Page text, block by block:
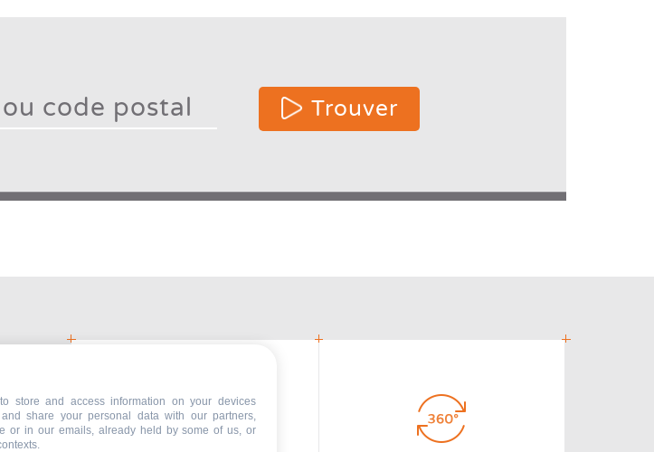
characters
Trouver
store and access information on your devices
share your personal data with our partners,
or in our emails, already held by some of us, or